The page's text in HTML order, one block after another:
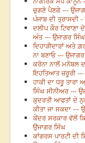
ਚੁਗਣੇ ਪੈਣਗੇ ---
ਪੰਜਾਬ ਦੀ
ਦਲੀਪ ਕੌਰ ਟਿਵਾਣਾ
ਅੰਤ --- ਉਜਾਗਰ ਸਿੰਘ
ਦਿਹਾੜੀਦਾਰਾਂ ਅਤੇ
ਨਾ ਬਣਾਓ ---
ਕਰੋਨਾ ਨਾਲੋਂ ਮਨੋਬਲ
ਇਹਤਿਆਤ ਜ਼ਰੂਰੀ
ਹਾਕੀ ਦਾ ਧਰੂ
ਸਿੰਘ ਸੀਨੀਅਰ ---
ਕੁਦਰਤੀ ਆਫਤਾਂ ਦੇ
ਕੀਤਾ ਜਾ ਸਕਦਾ ---
ਕੇਂਦਰ ਸਰਕਾਰ ਵੱਲੋਂ
ਉਜਾਗਰ ਸਿੰਘ
ਕਾਂਗਰਸ ਪਾਰਟੀ ਦੀ